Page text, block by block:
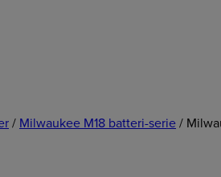
/ Milwaukee M18 batteri-serie /